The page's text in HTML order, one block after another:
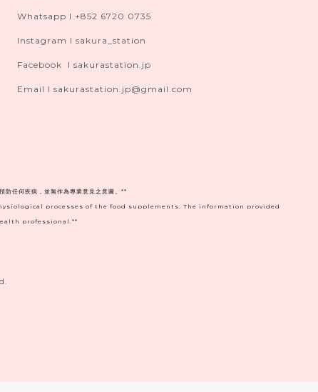
Whatsapp I +852 6720 0735
Instagram I sakura_station
Facebook I sakurastation.jp
Email I sakurastation.jp@gmail.com
防任何疾病，並無作為專業意見之意圖。**
processes of the food supplements. The information provided
professional.**